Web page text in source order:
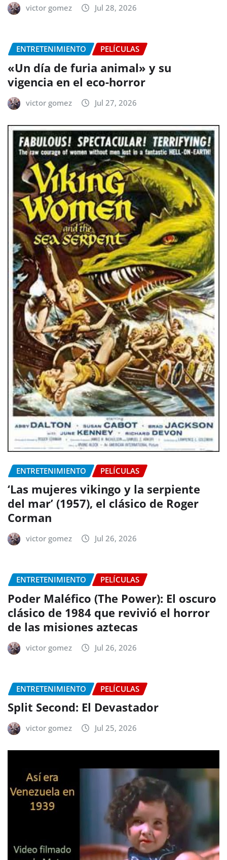
victor gomez Jul 28, 2026
ENTRETENIMIENTO PELÍCULAS
«Un día de furia animal» y su
vigencia en el eco-horror
victor gomez Jul 27, 2026
ENTRETENIMIENTO PELÍCULAS
‘Las mujeres vikingo y la serpiente
del mar’ (1957), el clásico de Roger
Corman
victor gomez Jul 26, 2026
ENTRETENIMIENTO PELÍCULAS
Poder Maléfico (The Power): El oscuro
clásico de 1984 que revivió el horror
de las misiones aztecas
victor gomez Jul 26, 2026
ENTRETENIMIENTO PELÍCULAS
Split Second: El Devastador
victor gomez Jul 25, 2026